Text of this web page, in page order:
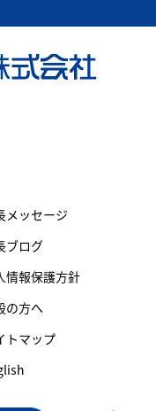
メッセージ
ブログ
情報保護方針
の方へ
トマップ